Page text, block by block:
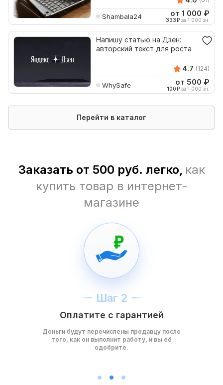
Shambala24 от 1 000 ₽
333₽ за 1 000 зн.
Напишу статью на Дзен:
авторский текст для роста
4.7 (124)
WhySafe от 500 ₽
100₽ за 1 000 зн.
Перейти в каталог
Заказать от 500 руб. легко, как
купить товар в интернет-
магазине
Шаг 2
Оплатите с гарантией
Деньги будут перечислены продавцу после
того, как он выполнит работу, и вы её
одобрите.